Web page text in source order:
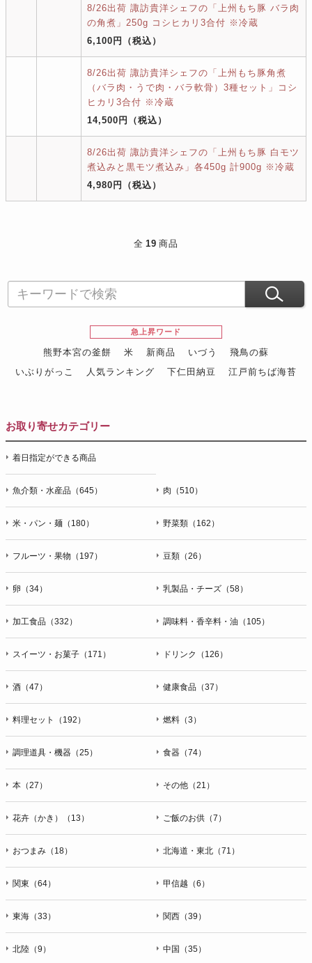
8/26出荷 諏訪貴洋シェフの「上州もち豚 バラ肉
の角煮」250g コシヒカリ3合付 ※冷蔵
6,100円
（税込）
8/26出荷 諏訪貴洋シェフの「上州もち豚角煮
（バラ肉・うで肉・バラ軟骨）3種セット」コシ
ヒカリ3合付 ※冷蔵
14,500円
（税込）
8/26出荷 諏訪貴洋シェフの「上州もち豚 白モツ
煮込みと黒モツ煮込み」各450g 計900g ※冷蔵
4,980円
（税込）
全 19 商品
急上昇ワード
熊野本宮の釜餅 米 新商品 いづう
飛鳥の蘇
いぶりがっこ
人気ランキング 下仁田納豆
江戸前ちば海苔
お取り寄せカテゴリー
着日指定ができる商品
魚介類・水産品（645） 肉（510）
米・パン・麺（180） 野菜類（162）
フルーツ・果物（197） 豆類（26）
卵（34） 乳製品・チーズ（58）
加工食品（332） 調味料・香辛料・油（105）
スイーツ・お菓子（171） ドリンク（126）
酒（47） 健康食品（37）
料理セット（192） 燃料（3）
調理道具・機器（25） 食器（74）
本（27） その他（21）
花卉（かき）（13） ご飯のお供（7）
おつまみ（18） 北海道・東北（71）
関東（64） 甲信越（6）
東海（33） 関西（39）
北陸（9） 中国（35）